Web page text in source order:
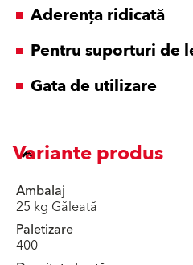
Aderența ridicată
Pentru suporturi de
Gata de utilizare
Variante produs
Ambalaj
25 kg Găleată
Paletizare
400